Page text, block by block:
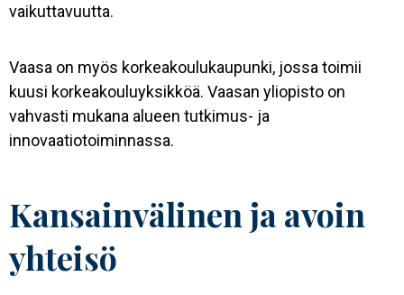
vaikuttavuutta.
Vaasa on myös korkeakoulukaupunki, jossa toimii
kuusi korkeakouluyksikköä. Vaasan yliopisto on
vahvasti mukana alueen tutkimus- ja
innovaatiotoiminnassa.
Kansainvälinen ja avoin
yhteisö